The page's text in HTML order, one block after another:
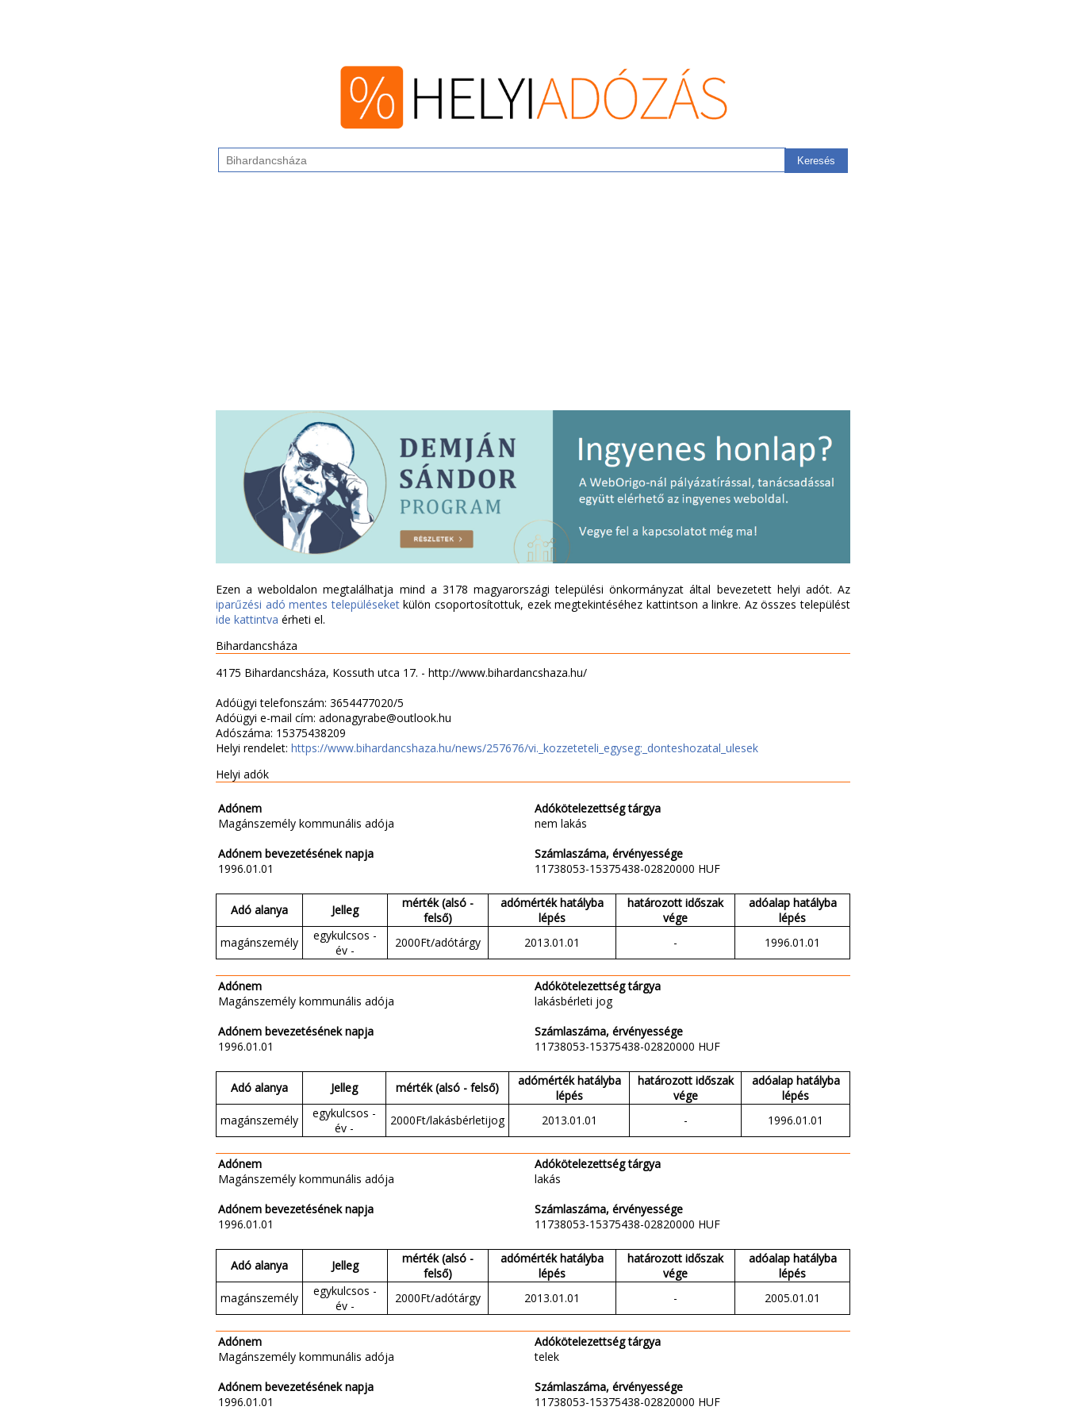
Ezen a weboldalon megtalálhatja mind a 3178 magyarországi települési önkormányzat által bevezetett helyi adót. Az
iparűzési adó mentes településeketkülön csoportosítottuk, ezek megtekintéséhez kattintson a linkre. Az összes települést
ide kattintva érheti el.
Bihardancsháza
4175 Bihardancsháza, Kossuth utca 17. - http://www.bihardancshaza.hu/
Adóügyi telefonszám: 3654477020/5
Adóügyi e-mail cím: adonagyrabe@outlook.hu
Adószáma: 15375438209
Helyi rendelet: https://www.bihardancshaza.hu/news/257676/vi._kozzeteteli_egyseg:_donteshozatal_ulesek
Helyi adók
Adónem
Magánszemély kommunális adója
Adónem bevezetésének napja
1996.01.01
Adókötelezettség tárgya
nem lakás
Számlaszáma, érvényessége
11738053-15375438-02820000 HUF
Adó alanya Jelleg
mérték (alsó -
felső)
adómérték hatályba
lépés
határozott időszak
vége
adóalap hatályba
lépés
magánszemély
egykulcsos -
év -
2000Ft/adótárgy 2013.01.01 - 1996.01.01
Adónem
Magánszemély kommunális adója
Adónem bevezetésének napja
1996.01.01
Adókötelezettség tárgya
lakásbérleti jog
Számlaszáma, érvényessége
11738053-15375438-02820000 HUF
Adó alanya Jelleg mérték (alsó - felső)
adómérték hatályba
lépés
határozott időszak
vége
adóalap hatályba
lépés
magánszemély
egykulcsos -
év -
2000Ft/lakásbérletijog 2013.01.01 - 1996.01.01
Adónem
Magánszemély kommunális adója
Adónem bevezetésének napja
1996.01.01
Adókötelezettség tárgya
lakás
Számlaszáma, érvényessége
11738053-15375438-02820000 HUF
Adó alanya Jelleg
mérték (alsó -
felső)
adómérték hatályba
lépés
határozott időszak
vége
adóalap hatályba
lépés
magánszemély
egykulcsos -
év -
2000Ft/adótárgy 2013.01.01 - 2005.01.01
Adónem
Magánszemély kommunális adója
Adónem bevezetésének napja
1996.01.01
Adókötelezettség tárgya
telek
Számlaszáma, érvényessége
11738053-15375438-02820000 HUF